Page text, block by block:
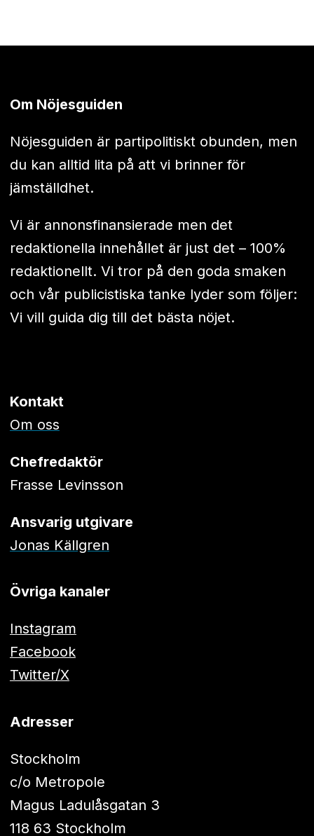
Om Nöjesguiden
Nöjesguiden är partipolitiskt obunden, men
du kan alltid lita på att vi brinner för
jämställdhet.
Vi är annonsfinansierade men det
redaktionella innehållet är just det – 100%
redaktionellt. Vi tror på den goda smaken
och vår publicistiska tanke lyder som följer:
Vi vill guida dig till det bästa nöjet.
Kontakt
Om oss
Chefredaktör
Frasse Levinsson
Ansvarig utgivare
Jonas Källgren
Övriga kanaler
Instagram
Facebook
Twitter/X
Adresser
Stockholm
c/o Metropole
Magus Ladulåsgatan 3
118 63 Stockholm